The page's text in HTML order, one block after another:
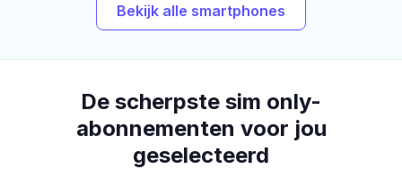
Bekijk alle smartphones
De scherpste sim only-
abonnementen voor jou
geselecteerd